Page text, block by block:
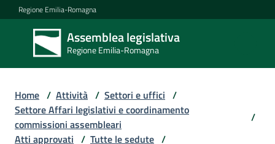
Vai al contenuto
Vai alla navigazione
Vai al footer
Regione Emilia-Romagna
Assemblea legislativa
Regione Emilia-Romagna
Assemblea
legislativa
Regione Emilia-
Assemblea
Home / Attività / Settori e uffici /
Settore Affari legislativi e coordinamento
commissioni assembleari
/
Atti approvati / Tutte le sedute /